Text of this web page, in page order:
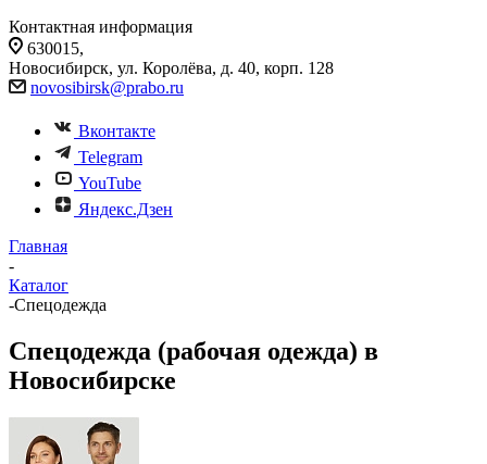
Контактная информация
630015,
Новосибирск, ул. Королёва, д. 40, корп. 128
novosibirsk@prabo.ru
Вконтакте
Telegram
YouTube
Яндекс.Дзен
Главная
-
Каталог
-Спецодежда
Спецодежда (рабочая одежда) в
Новосибирске